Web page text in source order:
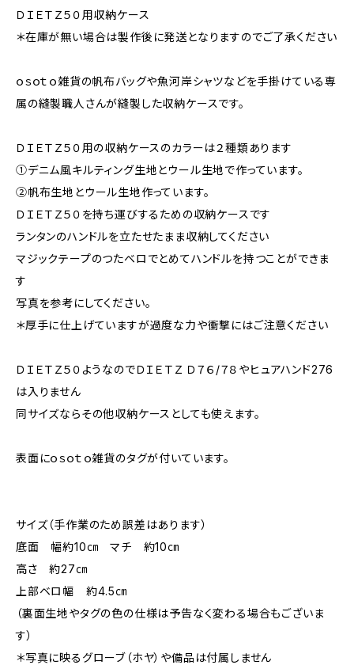
ＤＩＥＴＺ５０用収納ケース
＊在庫が無い場合は製作後に発送となりますのでご了承ください
ｏｓｏｔｏ雑貨の帆布バッグや魚河岸シャツなどを手掛けている専
属の縫製職人さんが縫製した収納ケースです。
ＤＩＥＴＺ５０用の収納ケースのカラーは２種類あります
①デニム風キルティング生地とウール生地で作っています。
②帆布生地とウール生地作っています。
ＤＩＥＴＺ５０を持ち運びするための収納ケースです
ランタンのハンドルを立たせたまま収納してください
マジックテープのつたベロでとめてハンドルを持つことができま
す
写真を参考にしてください。
＊厚手に仕上げていますが過度な力や衝撃にはご注意ください
ＤＩＥＴＺ５０ようなのでＤＩＥＴＺ Ｄ７６/７８やヒュアハンド276
は入りません
同サイズならその他収納ケースとしても使えます。
表面にｏｓｏｔｏ雑貨のタグが付いています。
サイズ（手作業のため誤差はあります）
底面 幅約10㎝ マチ 約10㎝
高さ 約27㎝
上部ベロ幅 約4.5㎝
（裏面生地やタグの色の仕様は予告なく変わる場合もございま
す）
＊写真に映るグローブ（ホヤ）や備品は付属しません